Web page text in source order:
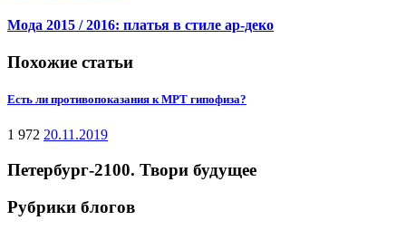
Мода 2015 / 2016: платья в стиле ар-деко
Похожие статьи
Есть ли противопоказания к МРТ гипофиза?
1 972 20.11.2019
Петербург-2100. Твори будущее
Рубрики блогов